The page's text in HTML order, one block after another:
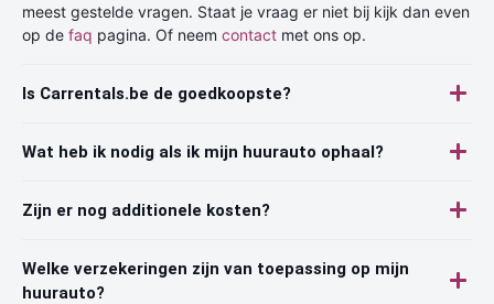
meest gestelde vragen. Staat je vraag er niet bij kijk dan even
op de faq pagina. Of neem contact met ons op.
Is Carrentals.be de goedkoopste?
Wat heb ik nodig als ik mijn huurauto ophaal?
Zijn er nog additionele kosten?
Welke verzekeringen zijn van toepassing op mijn
huurauto?